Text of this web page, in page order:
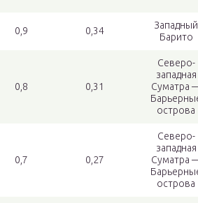
0,9 0,34
Западный
Барито
0,8 0,31
Северо-
западная
Суматра
острова
0,7 0,27
Северо-
западная
Суматра
острова